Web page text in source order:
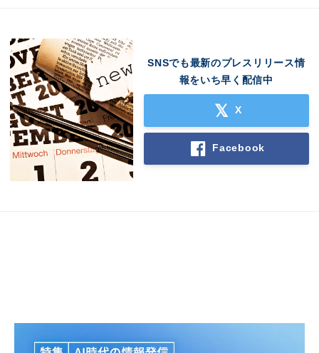
SNSでも最新のプレスリリース情
報をいち早く配信中
X
Facebook